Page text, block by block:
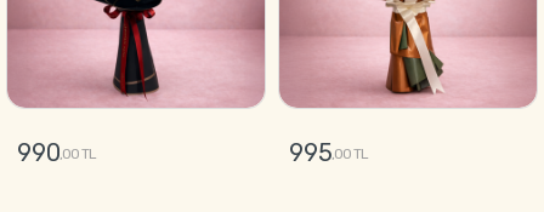
990,00 TL 995,00 TL